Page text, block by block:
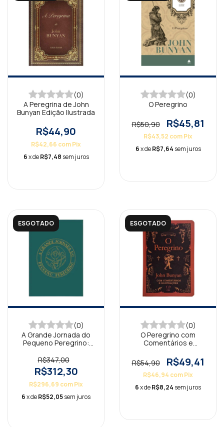
(0)
A Peregrina de John
Bunyan Edição Ilustrada
R$44,90
R$42,66 comPix
6x deR$7,48 sem juros
(0)
O Peregrino
R$50,90 R$45,81
R$43,52 comPix
6x deR$7,64 sem juros
ESGOTADO
(0)
A Grande Jornada do
Pequeno Peregrino:
R$347,00
R$312,30
R$296,69 comPix
6x deR$52,05sem juros
ESGOTADO
(0)
O Peregrino com
Comentários e
R$54,90
R$49,41
R$46,94 comPix
6x deR$8,24 sem juros